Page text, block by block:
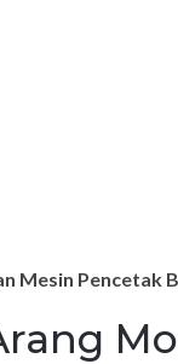
Mesin Pencetak